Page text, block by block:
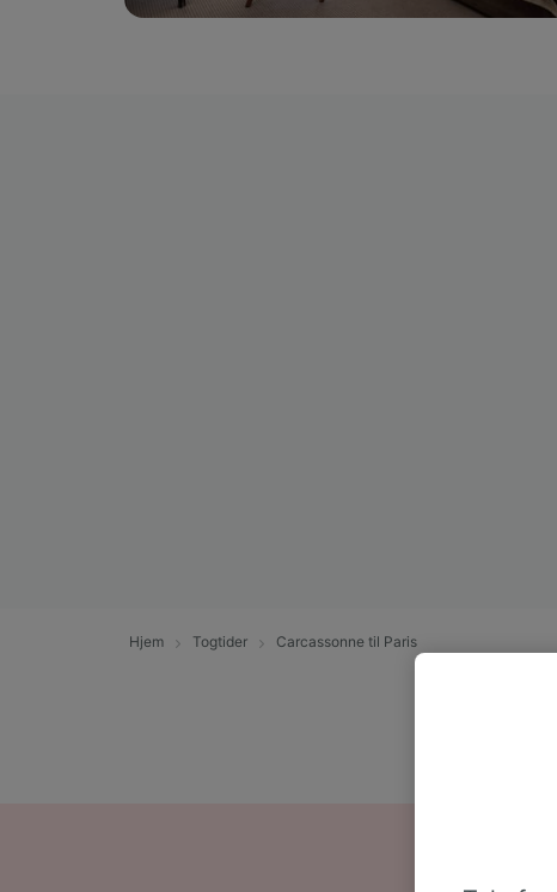
Hjem Togtider Carcassonne til Paris